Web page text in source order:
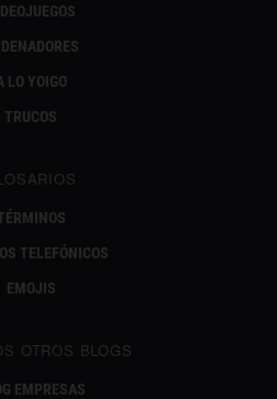
LO YOIGO
TRUCOS
TELEFÓNICOS
EMOJIS
OTROS BLOGS
EMPRESAS